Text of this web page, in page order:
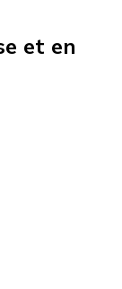
et en